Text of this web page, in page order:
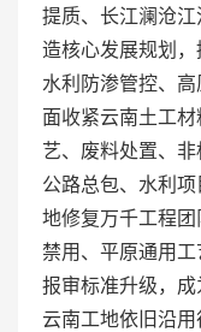
提质、长江澜沧
造核心发展规划
水利防渗管控、
面收紧云南土工
艺、废料处置、
公路总包、水利
地修复万千工程
禁用、平原通用
报审标准升级，
云南工地依旧沿